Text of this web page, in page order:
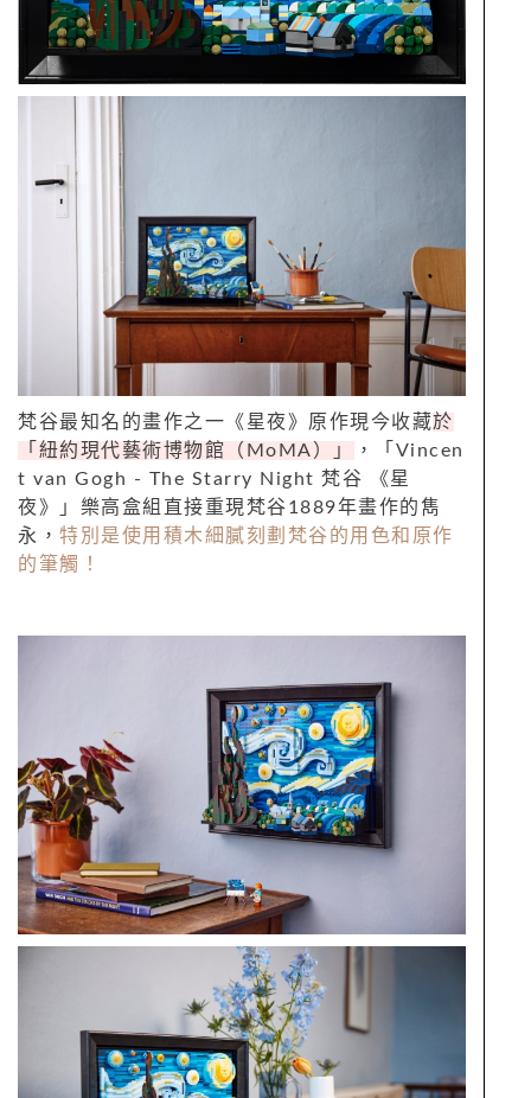
梵谷最知名的畫作之一《星夜》原作現今收藏於
「紐約現代藝術博物館（MoMA）」
，「 Vincen
t van Gogh - The Starry Night 梵谷 《星
夜》」樂高盒組直接重現梵谷1889年畫作的雋
永， 特別是使用積木細膩刻劃梵谷的用色和原作
的筆觸！